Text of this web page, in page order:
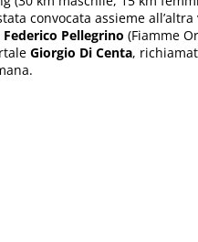
convocata assieme
Federico Pellegrino (Fiamme
Giorgio Di Centa,